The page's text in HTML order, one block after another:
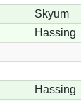
Skyum
Hassing
Hassing